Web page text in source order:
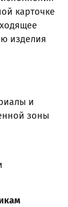
карточке
изделия
и
зоны